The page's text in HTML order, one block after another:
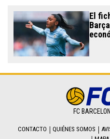
El
FC
CONTACTO QUIÉNES SOMOS